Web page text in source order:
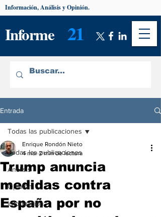
Informe 21
Información, Análisis y Opinión.
Entrada
Todas las publicaciones
Análisis
Opinión
Información
Todas las publicaciones
Trump anuncia
medidas contra
España por no
Enrique Rondón Nieto
4 mar 2 min de lectura